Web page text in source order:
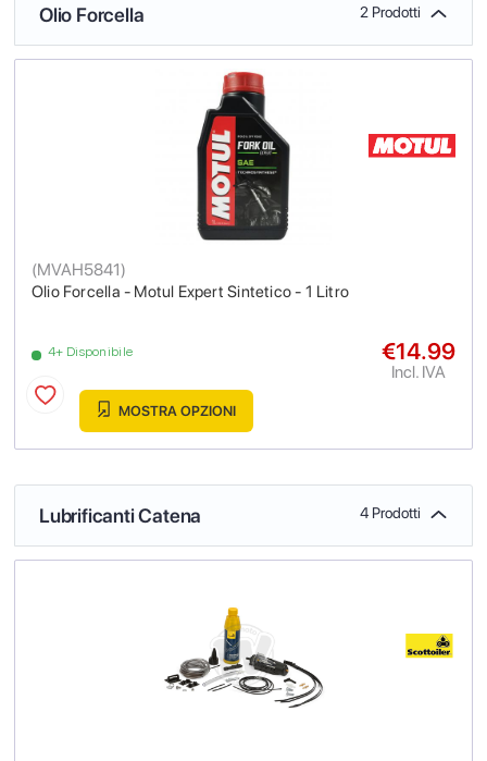
Olio Forcella 2 Prodotti
Olio Forcella - Motul Expert Sintetico - 1 Litro
(MVAH5841)
4+ Disponibile €14.99
Incl. IVA
MOSTRA OPZIONI
Lubrificanti Catena 4 Prodotti